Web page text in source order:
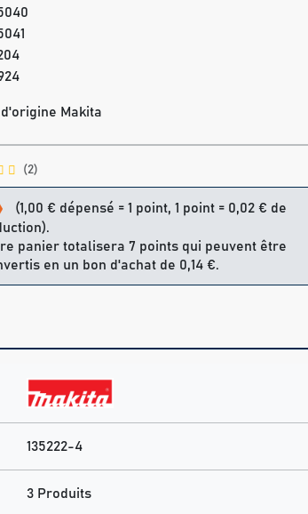
d'origine Makita
(2)
(1,00 € dépensé = 1 point, 1 point = 0,02 € de
panier totalisera 7 points qui peuvent être
en un bon d'achat de 0,14 €.
135222-4
3 Produits